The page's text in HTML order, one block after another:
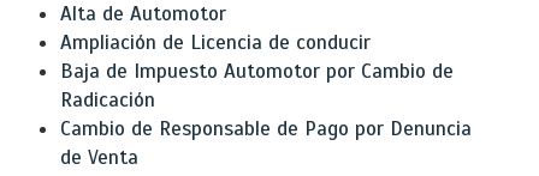
Alta de Automotor
Ampliación de Licencia de conducir
Baja de Impuesto Automotor por Cambio de
Radicación
Cambio de Responsable de Pago por Denuncia
de Venta